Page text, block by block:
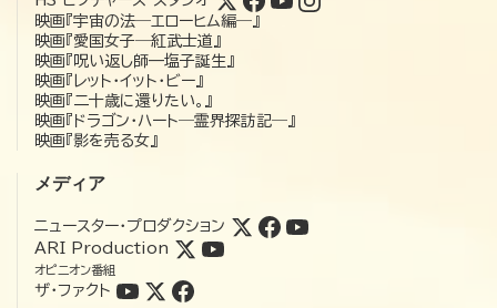
映画『宇宙の法―エローヒム編―』
映画『愛国女子―紅武士道』
映画『呪い返し師—塩子誕生』
映画『レット・イット・ビー』
映画『二十歳に還りたい。』
映画『ドラゴン・ハート―霊界探訪記―』
映画『影を売る女』
メディア
ニュースター・プロダクション
ARI Production
オピニオン番組
ザ・ファクト